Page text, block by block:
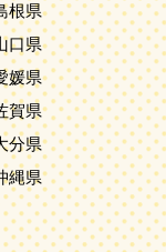
根県
口県
媛県
賀県
分県
縄県